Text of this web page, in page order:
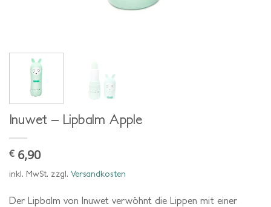
Inuwet – Lipbalm Apple
€ 6,90
inkl. MwSt. zzgl. Versandkosten
Der Lipbalm von Inuwet verwöhnt die Lippen mit einer